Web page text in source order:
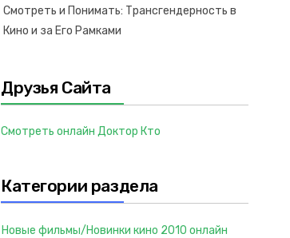
Смотреть и Понимать: Трансгендерность в
Кино и за Его Рамками
Друзья Сайта
Смотреть онлайн Доктор Кто
Категории раздела
Новые фильмы/Новинки кино 2010 онлайн